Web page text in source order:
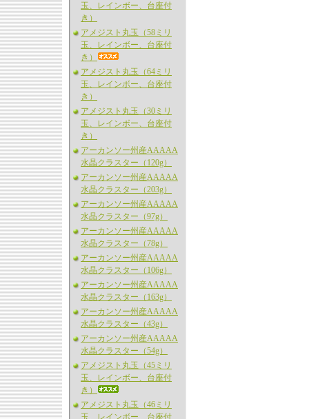
玉、レインボー、台座付
き）
アメジスト丸玉（58ミリ
玉、レインボー、台座付
き）
アメジスト丸玉（64ミリ
玉、レインボー、台座付
き）
アメジスト丸玉（30ミリ
玉、レインボー、台座付
き）
アーカンソー州産AAAAA
水晶クラスター（120g）
アーカンソー州産AAAAA
水晶クラスター（203g）
アーカンソー州産AAAAA
水晶クラスター（97g）
アーカンソー州産AAAAA
水晶クラスター（78g）
アーカンソー州産AAAAA
水晶クラスター（106g）
アーカンソー州産AAAAA
水晶クラスター（163g）
アーカンソー州産AAAAA
水晶クラスター（43g）
アーカンソー州産AAAAA
水晶クラスター（54g）
アメジスト丸玉（45ミリ
玉、レインボー、台座付
き）
アメジスト丸玉（46ミリ
玉、レインボー、台座付